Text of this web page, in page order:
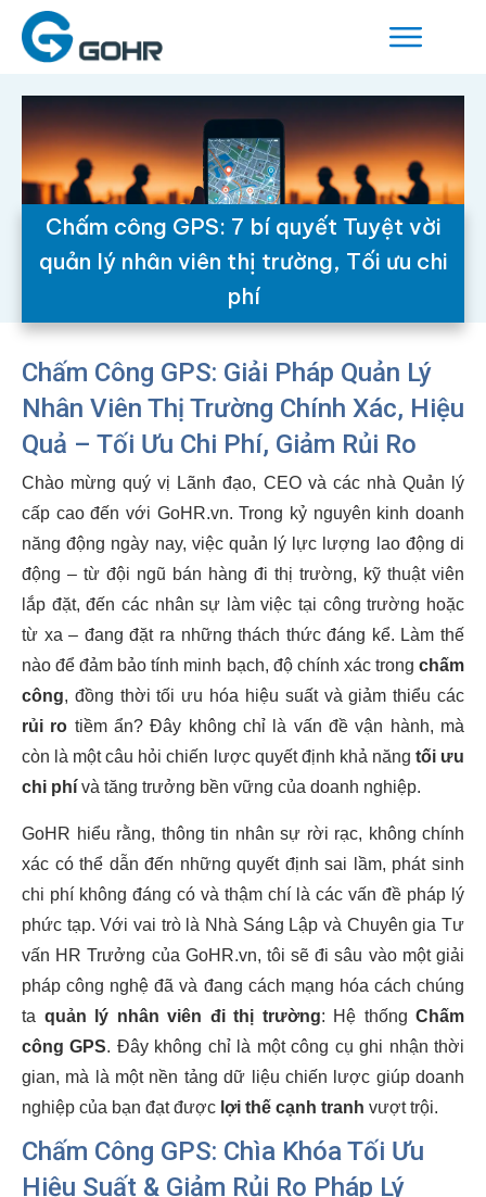
Chấm công GPS: 7 bí quyết Tuyệt vời
quản lý nhân viên thị trường, Tối ưu chi
phí
Chấm Công GPS: Giải Pháp Quản Lý
Nhân Viên Thị Trường Chính Xác, Hiệu
Quả – Tối Ưu Chi Phí, Giảm Rủi Ro
Chào mừng quý vị Lãnh đạo, CEO và các nhà Quản lý
cấp cao đến với GoHR.vn. Trong kỷ nguyên kinh doanh
năng động ngày nay, việc quản lý lực lượng lao động di
động – từ đội ngũ bán hàng đi thị trường, kỹ thuật viên
lắp đặt, đến các nhân sự làm việc tại công trường hoặc
từ xa – đang đặt ra những thách thức đáng kể. Làm thế
nào để đảm bảo tính minh bạch, độ chính xác trong chấm
công, đồng thời tối ưu hóa hiệu suất và giảm thiểu các
rủi ro tiềm ẩn? Đây không chỉ là vấn đề vận hành, mà
còn là một câu hỏi chiến lược quyết định khả năng tối ưu
chi phí và tăng trưởng bền vững của doanh nghiệp.
GoHR hiểu rằng, thông tin nhân sự rời rạc, không chính
xác có thể dẫn đến những quyết định sai lầm, phát sinh
chi phí không đáng có và thậm chí là các vấn đề pháp lý
phức tạp. Với vai trò là Nhà Sáng Lập và Chuyên gia Tư
vấn HR Trưởng của GoHR.vn, tôi sẽ đi sâu vào một giải
pháp công nghệ đã và đang cách mạng hóa cách chúng
ta quản lý nhân viên đi thị trường: Hệ thống Chấm
công GPS. Đây không chỉ là một công cụ ghi nhận thời
gian, mà là một nền tảng dữ liệu chiến lược giúp doanh
nghiệp của bạn đạt được lợi thế cạnh tranh vượt trội.
Chấm Công GPS: Chìa Khóa Tối Ưu
Hiệu Suất & Giảm Rủi Ro Pháp Lý